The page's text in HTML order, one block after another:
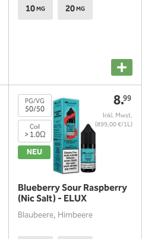
10MG 20MG
8.99
(899,00 €/1L)
PG/VG
50/50
Coil
> 1.0Ω
NEU
Blueberry Sour Raspberry
(Nic Salt) - ELUX
Blaubeere, Himbeere